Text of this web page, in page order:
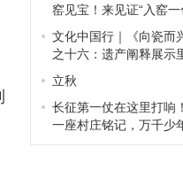
窑见宝！来见证“入窑
文化中国行｜《向瓷而
之十六：遗产阐释展示
立秋
长征第一仗在这里打响
一座村庄铭记，万千少